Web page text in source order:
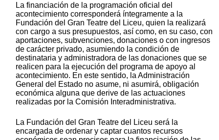
La financiación de la programación oficial del
acontecimiento corresponderá íntegramente a la
Fundación del Gran Teatre del Liceu, quien la realizará
con cargo a sus presupuestos, así como, en su caso, con
aportaciones, subvenciones, donaciones o con ingresos
de carácter privado, asumiendo la condición de
destinataria y administradora de las donaciones que se
realicen para la ejecución del programa de apoyo al
acontecimiento. En este sentido, la Administración
General del Estado no asume, ni asumirá, obligación
económica alguna que derive de las actuaciones
realizadas por la Comisión Interadministrativa.
La Fundación del Gran Teatre del Liceu será la
encargada de ordenar y captar cuantos recursos